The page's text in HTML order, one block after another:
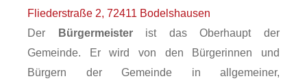
Fliederstraße 2, 72411 Bodelshausen
Der
Bürgermeisterist das Oberhaupt der
Gemeinde. Er wird von den Bürgerinnen und
Bürgern der Gemeinde in allgemeiner,